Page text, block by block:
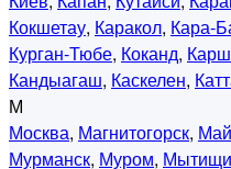
Кокшетау, Каракол, Кара-
Курган-Тюбе, Коканд,
Кандыагаш, Каскелен,
М
Москва, Магнитогорск,
Мурманск, Муром, Мытищи